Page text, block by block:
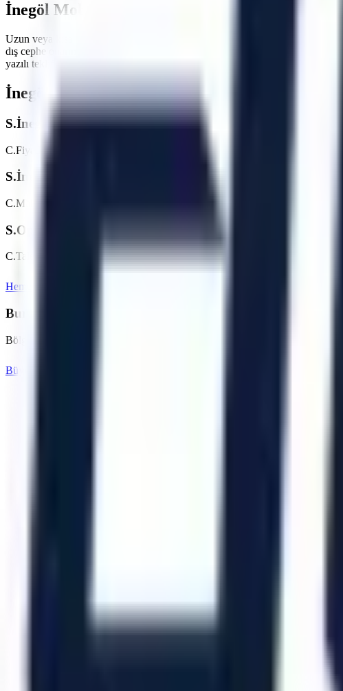
İnegöl Mobilya İhtisas OSB Bölgesi İçin
Uzun veya kısa dönemli operasyonlarınızda maliyetlerinizi düşürürken
dış cephe onarımları, çelik konstrüksiyon montajları, çatı tamiratları ve
yazılı teklifte netleştirmek için ekibimizle iletişime geçebilirsiniz.
İnegöl Mobilya İhtisas OSBBölgesi İçin Sıkça
S.İnegöl Mobilya İhtisas OSB bölgesinde günlük/haftalık
C.Fiyatlar makine tipine (makaslı, eklemli vb.) ve kiralama süresine göre
S.İnegöl Mobilya İhtisas OSB bölgesine teslimat nasıl
C.Makine parkı, nakliye rotası, saha erişimi ve talep tarihi kontrol edilir.
S.Operatörlü kiralama hizmetiniz var mı?
C.Talebe göre operatör seçeneği değerlendirilebilir. İnegöl Mobilya İhtisas
Hemen Teklif İste
Bursa
Bölgedeki diğer OSB ve ilçeler için kiralama seçeneklerini inceleyebilirsiniz.
Büyükorhan
Eskişehir (Merkez)
İzmir (Ege Bölge)